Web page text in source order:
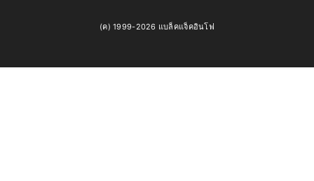
(ค) 1999-2026 แบล็คแจ็คอินโฟ